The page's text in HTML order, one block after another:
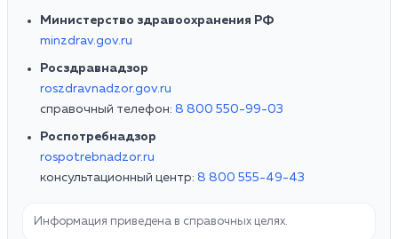
Министерство здравоохранения РФ
minzdrav.gov.ru
Росздравнадзор
roszdravnadzor.gov.ru
справочный телефон: 8 800 550-99-03
Роспотребнадзор
rospotrebnadzor.ru
консультационный центр: 8 800 555-49-43
Информация приведена в справочных целях.